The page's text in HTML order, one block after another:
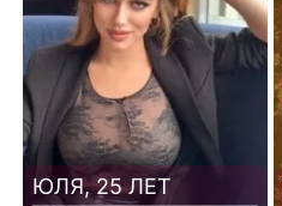
ЮЛЯ, 25 ЛЕТ